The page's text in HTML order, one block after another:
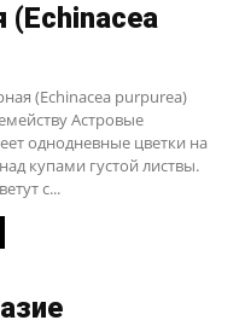
(Echinacea
(Echinacea purpurea)
Астровые
однодневные цветки на
купами густой листвы.
с...